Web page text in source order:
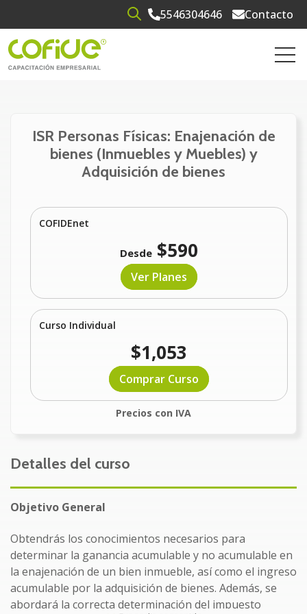
Open search5546304646 Contacto
ISR Personas Físicas: Enajenación de
bienes (Inmuebles y Muebles) y
Adquisición de bienes
Curso Individual
$1,053
Comprar Curso
COFIDEnet
Desde$590
Ver Planes
Precios con IVA
Detalles del curso
Objetivo General
Obtendrás los conocimientos necesarios para
determinar la ganancia acumulable y no acumulable en
la enajenación de un bien inmueble, así como el ingreso
acumulable por la adquisición de bienes. Además, se
abordará la correcta determinación del impuesto